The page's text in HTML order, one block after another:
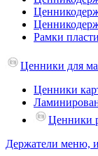
Рамки
Ценники для
Ценники
Ценники
Держатели меню,